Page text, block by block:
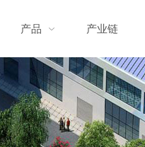
产品 产业链